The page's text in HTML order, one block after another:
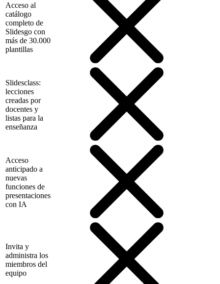
Acceso al
catálogo
completo de
Slidesgo con
más de 30.000
plantillas
Slidesclass:
lecciones
creadas por
docentes y
listas para la
enseñanza
Acceso
anticipado a
nuevas
funciones de
presentaciones
con IA
Invita y
administra los
miembros del
equipo